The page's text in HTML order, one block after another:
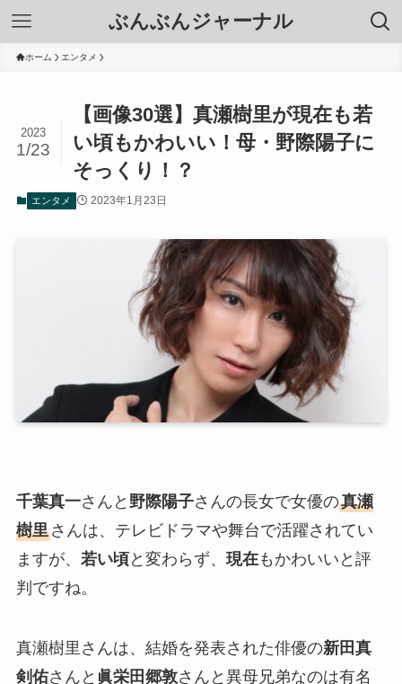
ぶんぶんジャーナル
ホーム エンタメ
【画像30選】真瀬樹里が現在も若
い頃もかわいい！母・野際陽子に
そっくり！？
2023
1/23
エンタメ 2023年1月23日
千葉真一さんと 野際陽子さんの長女で女優の真瀬
樹里さんは、テレビドラマや舞台で活躍されてい
ますが、 若い頃と変わらず、 現在もかわいいと評
判ですね。
真瀬樹里さんは、結婚を発表された俳優の新田真
剣佑さんと 眞栄田郷敦さんと異母兄弟なのは有名